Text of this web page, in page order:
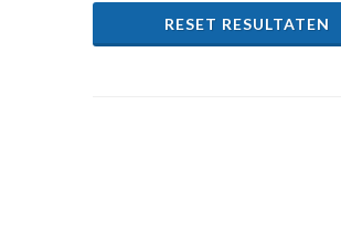
RESET RESULTATEN